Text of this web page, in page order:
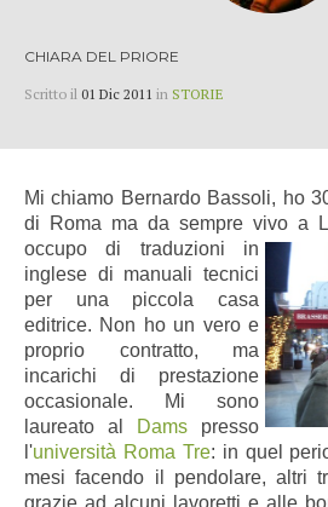
CHIARA DEL PRIORE
Scritto il 01 Dic 2011 in STORIE
Mi chiamo Bernardo Bassoli, ho
di Roma ma da sempre vivo a
occupo di traduzioni in
inglese di manuali tecnici
per una piccola casa
editrice. Non ho un vero e
proprio contratto, ma
incarichi di prestazione
occasionale. Mi sono
laureato al
Dams presso
l'università Roma Tre: in quel
mesi facendo il pendolare, altri
grazie ad alcuni lavoretti e alle